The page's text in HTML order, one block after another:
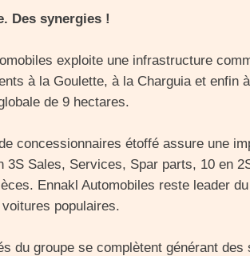
Des synergies !
exploite une infrastructure
à la Goulette, à la Charguia et enfin
de 9 hectares.
concessionnaires étoffé assure une
3S Sales, Services, Spar parts, 10 en
Ennakl Automobiles reste leader
populaires.
du groupe se complètent générant